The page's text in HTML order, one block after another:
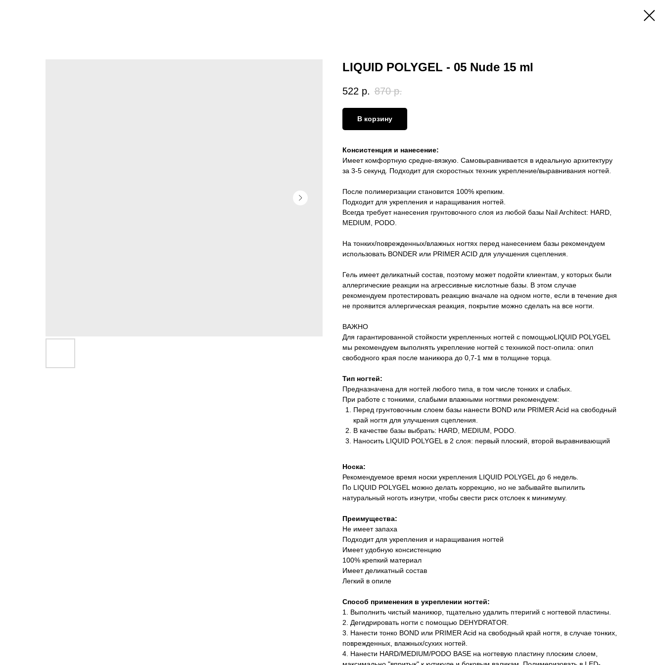
LIQUID POLYGEL - 05 Nude 15 ml
522 р. 870 р.
В корзину
Консистенция и нанесение:
Имеет комфортную средне-вязкую. Самовыравнивается в идеальную архитектуру
за 3-5 секунд. Подходит для скоростных техник укрепление/выравнивания ногтей.
После полимеризации становится 100% крепким.
Подходит для укрепления и наращивания ногтей.
Всегда требует нанесения грунтовочного слоя из любой базы Nail Architect: HARD,
MEDIUM, PODO.
На тонких/поврежденных/влажных ногтях перед нанесением базы рекомендуем
использовать BONDER или PRIMER ACID для улучшения сцепления.
Гель имеет деликатный состав, поэтому может подойти клиентам, у которых были
аллергические реакции на агрессивные кислотные базы. В этом случае
рекомендуем протестировать реакцию вначале на одном ногте, если в течение дня
не проявится аллергическая реакция, покрытие можно сделать на все ногти.
ВАЖНО
Для гарантированной стойкости укрепленных ногтей с помощьюLIQUID POLYGEL
мы рекомендуем выполнять укрепление ногтей с техникой пост-опила: опил
свободного края после маникюра до 0,7-1 мм в толщине торца.
Тип ногтей:
Предназначена для ногтей любого типа, в том числе тонких и слабых.
При работе с тонкими, слабыми влажными ногтями рекомендуем:
Перед грунтовочным слоем базы нанести BOND или PRIMER Acid на свободный
край ногтя для улучшения сцепления.
В качестве базы выбрать: HARD, MEDIUM, PODO.
Наносить LIQUID POLYGEL в 2 слоя: первый плоский, второй выравнивающий
Носка:
Рекомендуемое время носки укрепления LIQUID POLYGEL до 6 недель.
По LIQUID POLYGEL можно делать коррекцию, но не забывайте выпилить
натуральный ноготь изнутри, чтобы свести риск отслоек к минимуму.
Преимущества:
Не имеет запаха
Подходит для укрепления и наращивания ногтей
Имеет удобную консистенцию
100% крепкий материал
Имеет деликатный состав
Легкий в опиле
Способ применения в укреплении ногтей:
1. Выполнить чистый маникюр, тщательно удалить птеригий с ногтевой пластины.
2. Дегидрировать ногти с помощью DEHYDRATOR.
3. Нанести тонко BOND или PRIMER Acid на свободный край ногтя, в случае тонких,
поврежденных, влажных/сухих ногтей.
4. Нанести HARD/MEDIUM/PODO BASE на ногтевую пластину плоским слоем,